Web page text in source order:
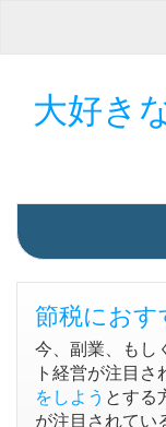
大好き
節税にお
今、副業、もし
ト経営が注目さ
をしよう とする
が注目されてい